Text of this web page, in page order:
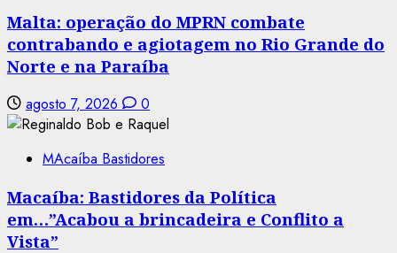
Malta: operação do MPRN combate
contrabando e agiotagem no Rio Grande do
Norte e na Paraíba
agosto 7, 2026 0
MAcaíba Bastidores
Macaíba: Bastidores da Política
em…”Acabou a brincadeira e Conflito a
Vista”